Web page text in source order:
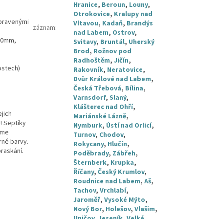
Septiky
barvy.
záznam:
Hranice, Beroun, Louny,
Otrokovice, Kralupy nad
Vltavou, Kadaň, Brandýs
nad Labem, Ostrov,
Svitavy, Bruntál, Uherský
Brod, Rožnov pod
Radhoštěm,Jičín,
Rakovník, Neratovice,
Dvůr Králové nad Labem,
Česká Třebová, Bílina,
Varnsdorf,Slaný,
Klášterec nad Ohří,
Mariánské Lázně,
Nymburk, Ústí nad Orlicí,
Turnov, Chodov,
Rokycany, Hlučín,
Poděbrady, Zábřeh,
Šternberk, Krupka,
Říčany,Český Krumlov,
Roudnice nad Labem,Aš,
Tachov,Vrchlabí,
Jaroměř,Vysoké Mýto,
Nový Bor, Holešov,Vlašim,